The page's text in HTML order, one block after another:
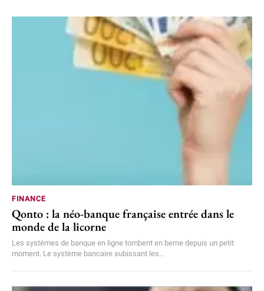
FINANCE
Qonto : la néo-banque française entrée dans le
monde de la licorne
Les systèmes de banque en ligne tombent en berne depuis un petit
moment. Le système bancaire subissant les...